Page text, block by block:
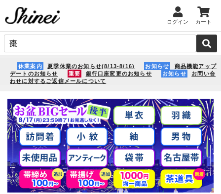
ログイン カート
休業案内 夏季休業のお知らせ(8/13-8/16) お知らせ
商品機能アップ
デートのお知らせ
重要 銀行口座変更のお知らせ お知らせ
お問い合
わせに対するご返信メールについて